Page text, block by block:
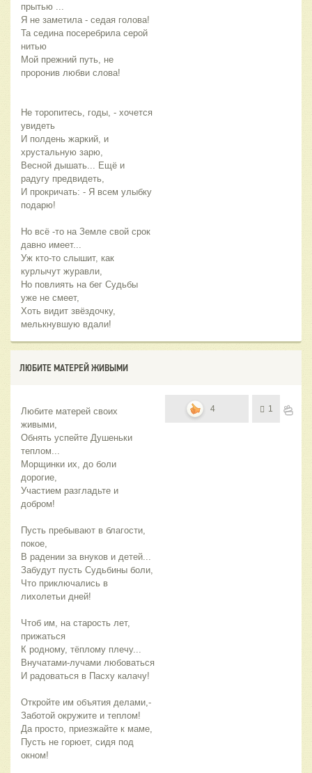
прытью ...
Я не заметила - седая голова!
Та седина посеребрила серой
нитью
Мой прежний путь, не
проронив любви слова!
Не торопитесь, годы, - хочется
увидеть
И полдень жаркий, и
хрустальную зарю,
Весной дышать... Ещё и
радугу предвидеть,
И прокричать: - Я всем улыбку
подарю!
Но всё -то на Земле свой срок
давно имеет...
Уж кто-то слышит, как
курлычут журавли,
Но повлиять на бег Судьбы
уже не смеет,
Хоть видит звёздочку,
мелькнувшую вдали!
ЛЮБИТЕ МАТЕРЕЙ ЖИВЫМИ
Любите матерей своих
живыми,
Обнять успейте Душеньки
теплом...
Морщинки их, до боли
дорогие,
Участием разгладьте и
добром!
Пусть пребывают в благости,
покое,
В радении за внуков и детей...
Забудут пусть Судьбины боли,
Что приключались в
лихолетьи дней!
Чтоб им, на старость лет,
прижаться
К родному, тёплому плечу...
Внучатами-лучами любоваться
И радоваться в Пасху калачу!
Откройте им объятия делами,-
Заботой окружите и теплом!
Да просто, приезжайте к маме,
Пусть не горюет, сидя под
окном!
4 1